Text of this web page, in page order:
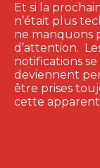
Et si la
n’était plus
ne manquons
d’attention.
notifications
deviennent
être prises
cette